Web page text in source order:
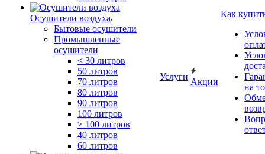
Осушители воздуха
Бытовые осушители
Промышленные
осушители
< 30 литров
50 литров
70 литров
80 литров
90 литров
100 литров
> 100 литров
40 литров
60 литров
Услуги
Акции
Как
на